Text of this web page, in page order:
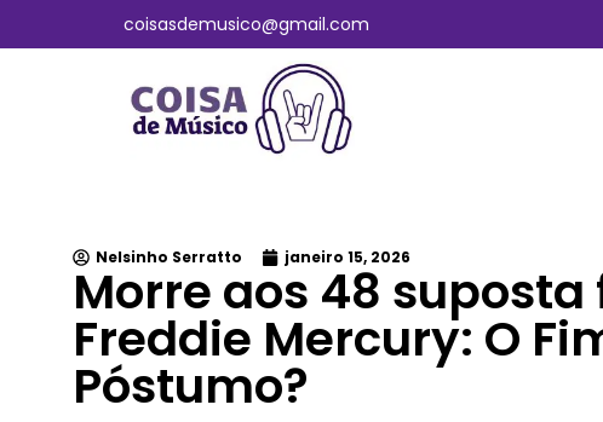
coisasdemusico@gmail.com
Nelsinho Serratto janeiro 15, 2026
Morre aos 48
Freddie Mercury: O
Póstumo?